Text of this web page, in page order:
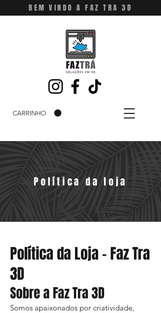
BEM VINDO A FAZ TRA 3D
CARRINHO
Política da loja
Política da Loja – Faz Tra
3D
Sobre a Faz Tra 3D
Somos apaixonados por criatividade,